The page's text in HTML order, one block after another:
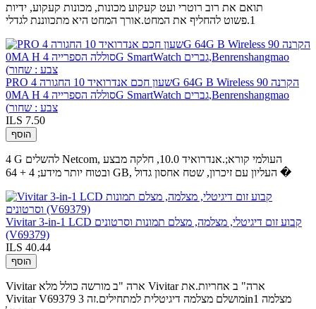
תואם את רוב רוטרי ועט קעקוע מכונות, מכונות קעקוע, ידיות
1.פשוט להחליף את המחט.אורך המחט היא מתכווננת לגדלי
PRO שעון חכם אנדרואיד 10 החגורה 4G 64G B Wireless הקרנה 90
0MA H סוללה הספרייה 4G SmartWatch גברים,Benrenshangmao
(צבע : שחור
ILS 7.50
הוסף
4 G להשלים Netcom, העולמי קורא;.אנדרואיד 10.0, חלקה מבצע
ובטוח יותר מידע; 4 + 64 GB, העליון עם זיכרון, שטח אחסון גדול �
Vivitar 3-in-1 LCD קבוע זום דיגיטלי, מצלמה, מצלם תמונות וסרטונים
(V69379)
ILS 40.44
הוסף
Vivitar ארה "ב מורשה כולל מלא Vivitar ארה" ב אחריות.את
Vivitar V69379 מושלם מצלמה דיגיטלית למתחילים.זה 3in1 מצלמה